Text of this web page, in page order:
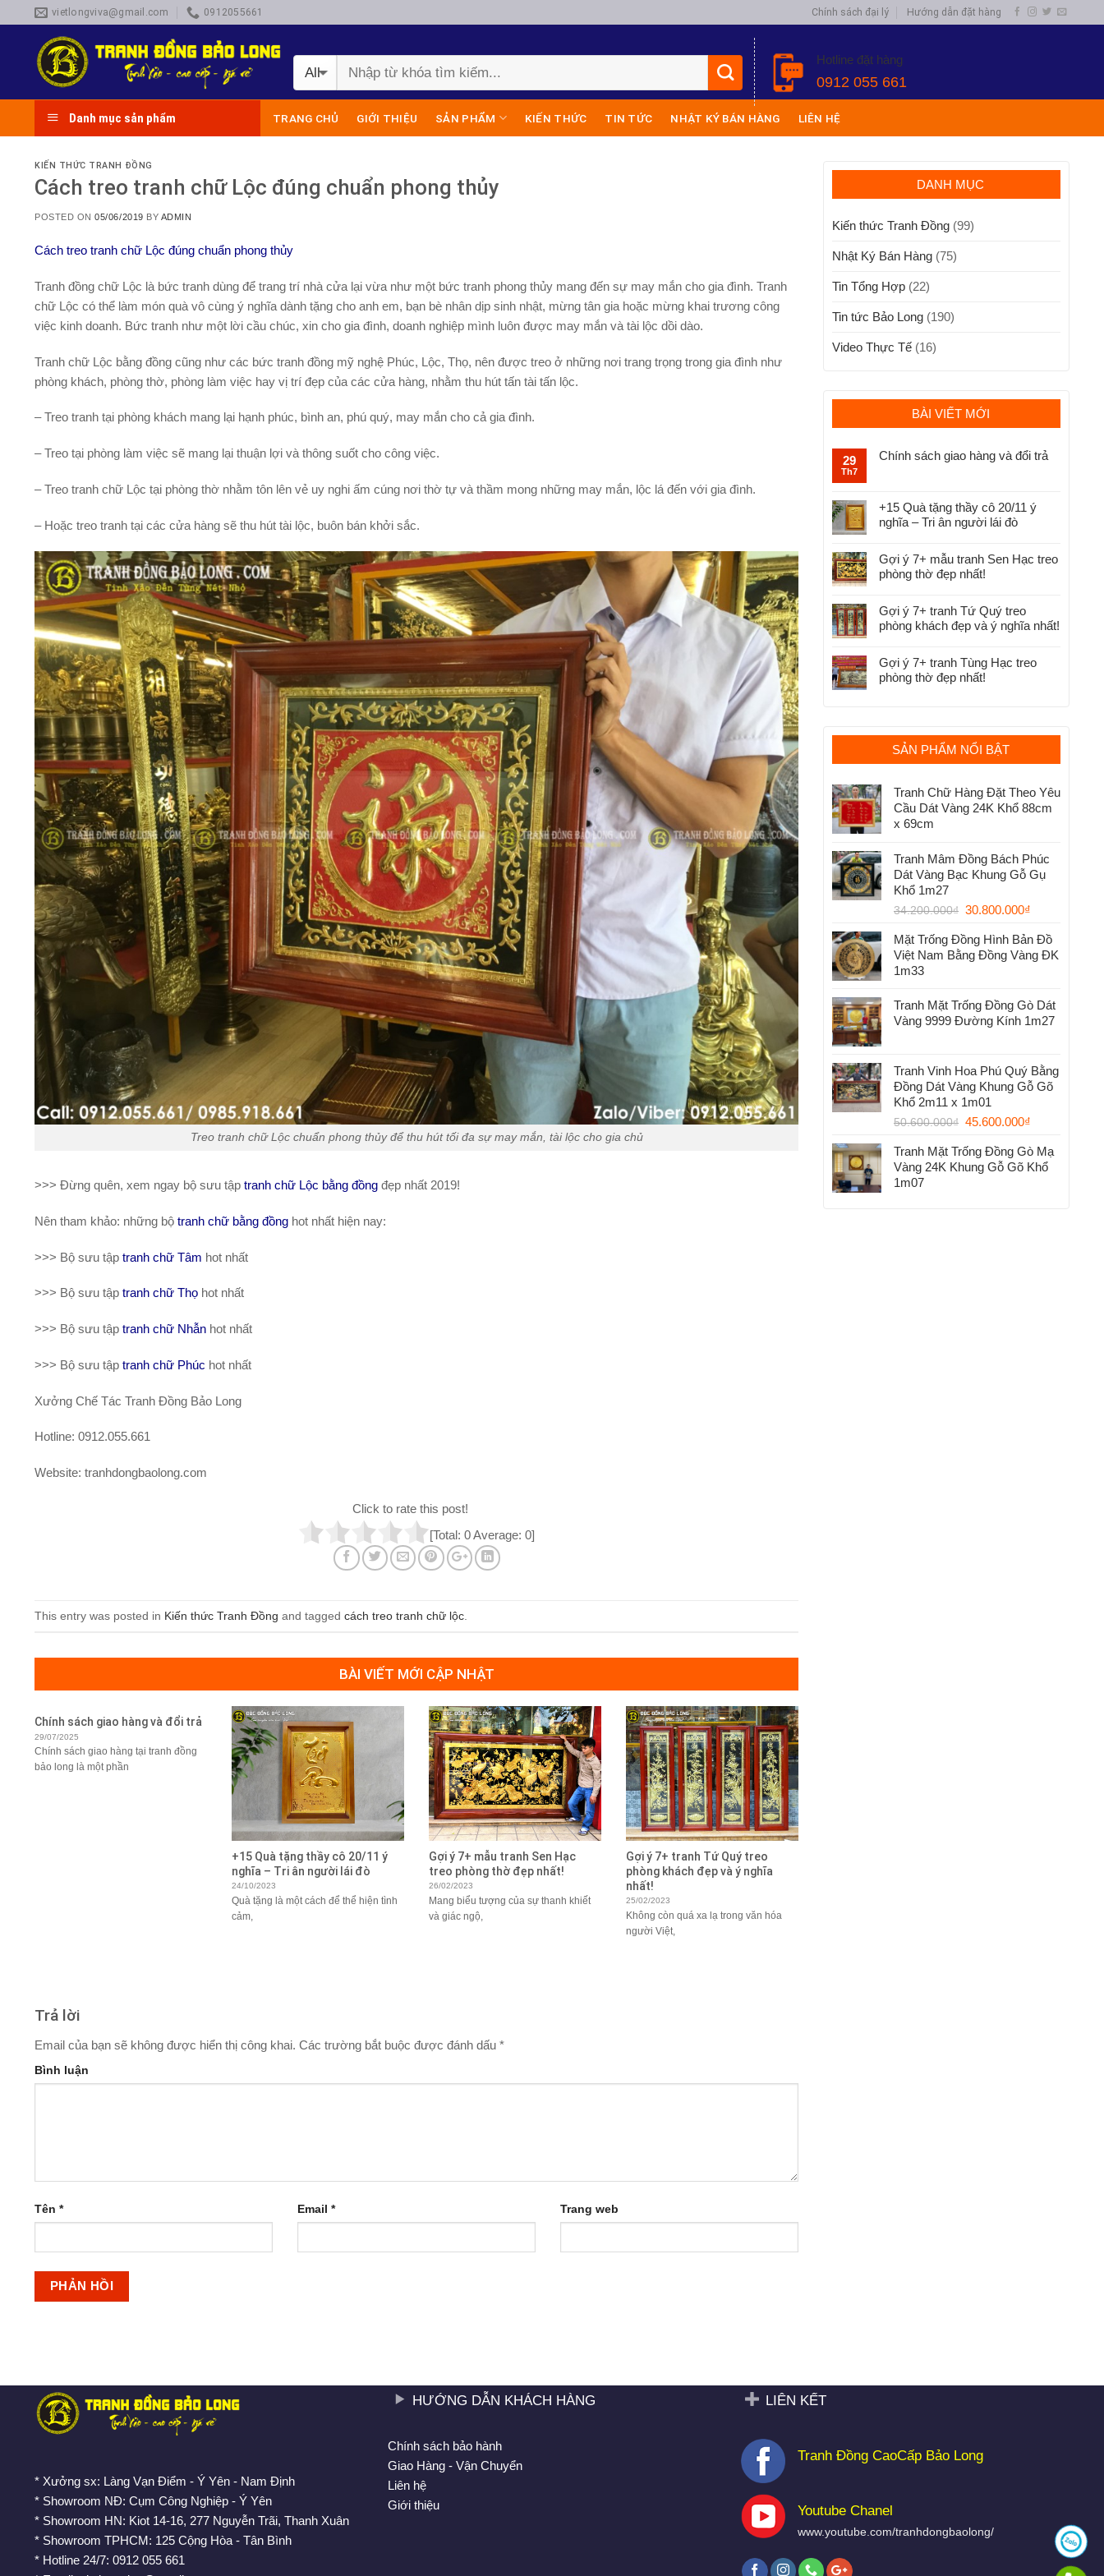
to
vietlongviva@gmail.com 0912055661 Chính sách đại lý Hướng dẫn đặt hàng
Hotline đặt hàng
0912 055 661
Danh mục sản phẩm TRANG CHỦ GIỚI THIỆU SẢN PHẨM KIẾN THỨC TIN TỨC NHẬT KÝ BÁN HÀNG LIÊN HỆ
KIẾN THỨC TRANH ĐỒNG
Cách treo tranh chữ Lộc đúng chuẩn phong thủy
POSTED ON05/06/2019 BY ADMIN
Cách treo tranh chữ Lộc đúng chuẩn phong thủy
Tranh đồng chữ Lộc là bức tranh dùng để trang trí nhà cửa lại vừa như một bức tranh phong thủy mang đến sự may mắn cho gia đình. Tranh
chữ Lộc có thể làm món quà vô cùng ý nghĩa dành tặng cho anh em, bạn bè nhân dịp sinh nhật, mừng tân gia hoặc mừng khai trương công
việc kinh doanh. Bức tranh như một lời cầu chúc, xin cho gia đình, doanh nghiệp mình luôn được may mắn và tài lộc dồi dào.
Tranh chữ Lộc bằng đồng cũng như các bức tranh đồng mỹ nghệ Phúc, Lộc, Thọ, nên được treo ở những nơi trang trọng trong gia đình như
phòng khách, phòng thờ, phòng làm việc hay vị trí đẹp của các cửa hàng, nhằm thu hút tấn tài tấn lộc.
– Treo tranh tại phòng khách mang lại hạnh phúc, bình an, phú quý, may mắn cho cả gia đình.
– Treo tại phòng làm việc sẽ mang lại thuận lợi và thông suốt cho công việc.
– Treo tranh chữ Lộc tại phòng thờ nhằm tôn lên vẻ uy nghi ấm cúng nơi thờ tự và thầm mong những may mắn, lộc lá đến với gia đình.
– Hoặc treo tranh tại các cửa hàng sẽ thu hút tài lộc, buôn bán khởi sắc.
Treo tranh chữ Lộc chuẩn phong thủy để thu hút tối đa sự may mắn, tài lộc cho gia chủ
>>> Đừng quên, xem ngay bộ sưu tập tranh chữ Lộc bằng đồng đẹp nhất 2019!
Nên tham khảo: những bộ tranh chữ bằng đồng hot nhất hiện nay:
>>> Bộ sưu tập tranh chữ Tâm hot nhất
>>> Bộ sưu tập tranh chữ Thọ hot nhất
>>> Bộ sưu tập tranh chữ Nhẫn hot nhất
>>> Bộ sưu tập tranh chữ Phúc hot nhất
Xưởng Chế Tác Tranh Đồng Bảo Long
Hotline: 0912.055.661
Website: tranhdongbaolong.com
Click to rate this post!
[Total: 0Average: 0]
This entry was posted in Kiến thức Tranh Đồng and tagged cách treo tranh chữ lộc
BÀI VIẾT MỚI CẬP NHẬT
Chính sách giao hàng và đổi trả
29/07/2025
Chính sách giao hàng tại tranh đồng
bảo long là một phần
+15 Quà tặng thầy cô 20/11 ý
nghĩa – Tri ân người lái đò
24/10/2023
Quà tặng là một cách để thể hiện tình
cảm,
Gợi ý 7+ mẫu tranh Sen Hạc
treo phòng thờ đẹp nhất!
26/02/2023
Mang biểu tượng của sự thanh khiết
và giác ngộ,
Gợi ý 7+ tranh Tứ Quý treo
phòng khách đẹp và ý nghĩa
nhất!
25/02/2023
Không còn quá xa lạ trong văn hóa
người Việt,
Trả lời
Email của bạn sẽ không được hiển thị công khai. Các trường bắt buộc được đánh dấu *
Bình luận
Tên * Email * Trang web
DANH MỤC
Kiến thức Tranh Đồng (99)
Nhật Ký Bán Hàng (75)
Tin Tổng Hợp (22)
Tin tức Bảo Long (190)
Video Thực Tế (16)
BÀI VIẾT MỚI
29
Th7
Chính sách giao hàng và đổi trả
+15 Quà tặng thầy cô 20/11 ý
nghĩa – Tri ân người lái đò
Gợi ý 7+ mẫu tranh Sen Hạc treo
phòng thờ đẹp nhất!
Gợi ý 7+ tranh Tứ Quý treo
phòng khách đẹp và ý nghĩa nhất!
Gợi ý 7+ tranh Tùng Hạc treo
phòng thờ đẹp nhất!
SẢN PHẨM NỔI BẬT
Tranh Chữ Hàng Đặt Theo Yêu
Cầu Dát Vàng 24K Khổ 88cm
x 69cm
Tranh Mâm Đồng Bách Phúc
Dát Vàng Bạc Khung Gỗ Gụ
Khổ 1m27
34.200.000₫ 30.800.000₫
Mặt Trống Đồng Hình Bản Đồ
Việt Nam Bằng Đồng Vàng ĐK
1m33
Tranh Mặt Trống Đồng Gò Dát
Vàng 9999 Đường Kính 1m27
Tranh Vinh Hoa Phú Quý Bằng
Đồng Dát Vàng Khung Gỗ Gõ
Khổ 2m11 x 1m01
50.600.000₫ 45.600.000₫
Tranh Mặt Trống Đồng Gò Mạ
Vàng 24K Khung Gỗ Gõ Khổ
1m07
* Xưởng sx: Làng Vạn Điểm - Ý Yên - Nam Định
* Showroom NĐ: Cụm Công Nghiệp - Ý Yên
* Showroom HN: Kiot 14-16, 277 Nguyễn Trãi, Thanh Xuân
* Showroom TPHCM: 125 Cộng Hòa - Tân Bình
* Hotline 24/7: 0912 055 661
HƯỚNG DẪN KHÁCH HÀNG
Chính sách bảo hành
Giao Hàng - Vận Chuyển
Liên hệ
Giới thiệu
LIÊN KẾT
Tranh Đồng CaoCấp Bảo Long
Youtube Chanel
www.youtube.com/tranhdongbaolong/